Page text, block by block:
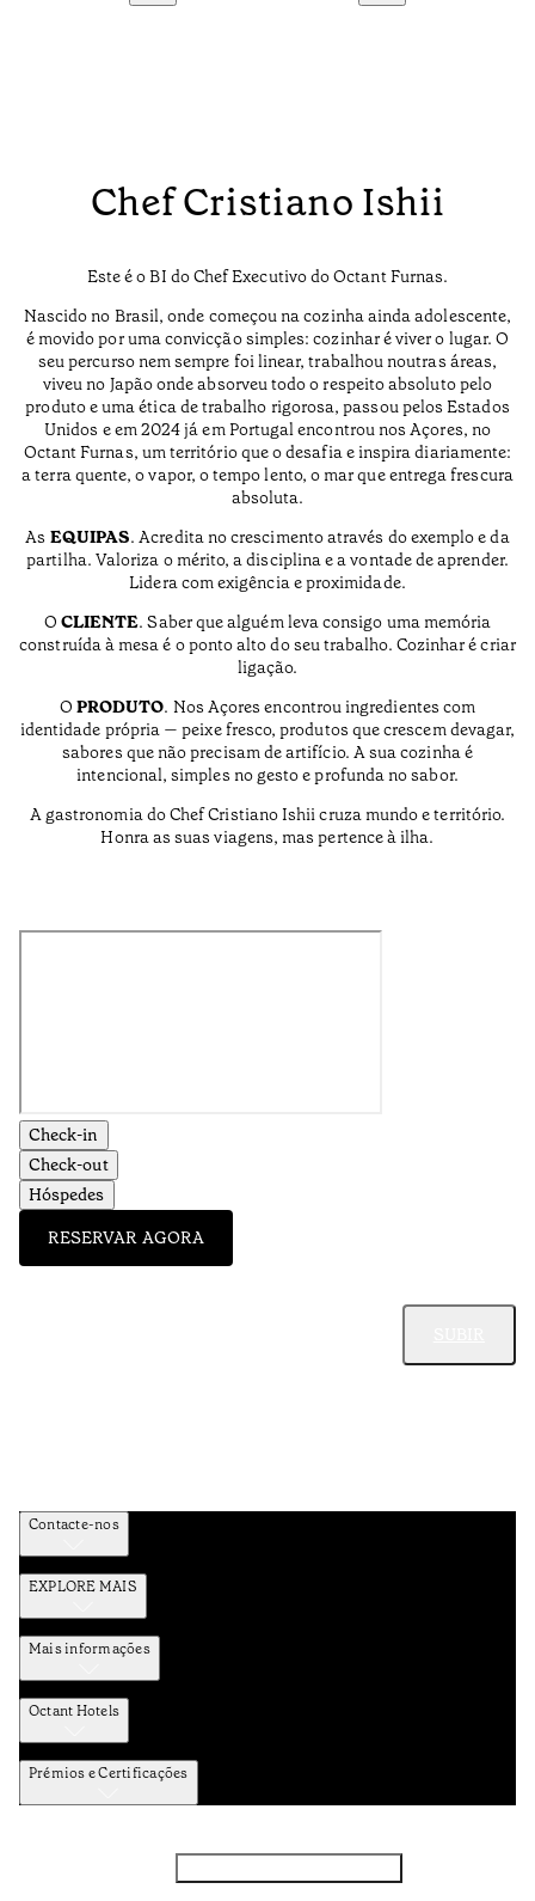
Chef Cristiano Ishii
Este é o BI do Chef Executivo do Octant Furnas.
Nascido no Brasil, onde começou na cozinha ainda adolescente,
é movido por uma convicção simples: cozinhar é viver o lugar. O
seu percurso nem sempre foi linear, trabalhou noutras áreas,
viveu no Japão onde absorveu todo o respeito absoluto pelo
produto e uma ética de trabalho rigorosa, passou pelos Estados
Unidos e em 2024 já em Portugal encontrou nos Açores, no
Octant Furnas, um território que o desafia e inspira diariamente:
a terra quente, o vapor, o tempo lento, o mar que entrega frescura
absoluta.
As EQUIPAS. Acredita no crescimento através do exemplo e da
partilha. Valoriza o mérito, a disciplina e a vontade de aprender.
Lidera com exigência e proximidade.
O CLIENTE. Saber que alguém leva consigo uma memória
construída à mesa é o ponto alto do seu trabalho. Cozinhar é criar
ligação.
O PRODUTO. Nos Açores encontrou ingredientes com
identidade própria — peixe fresco, produtos que crescem devagar,
sabores que não precisam de artifício. A sua cozinha é
intencional, simples no gesto e profunda no sabor.
A gastronomia do Chef Cristiano Ishii cruza mundo e território.
Honra as suas viagens, mas pertence à ilha.
Check-in
Check-out
Hóspedes
RESERVAR AGORA
Contacte-nos
EXPLORE MAIS
Mais informações
Octant Hotels
Prémios e Certificações